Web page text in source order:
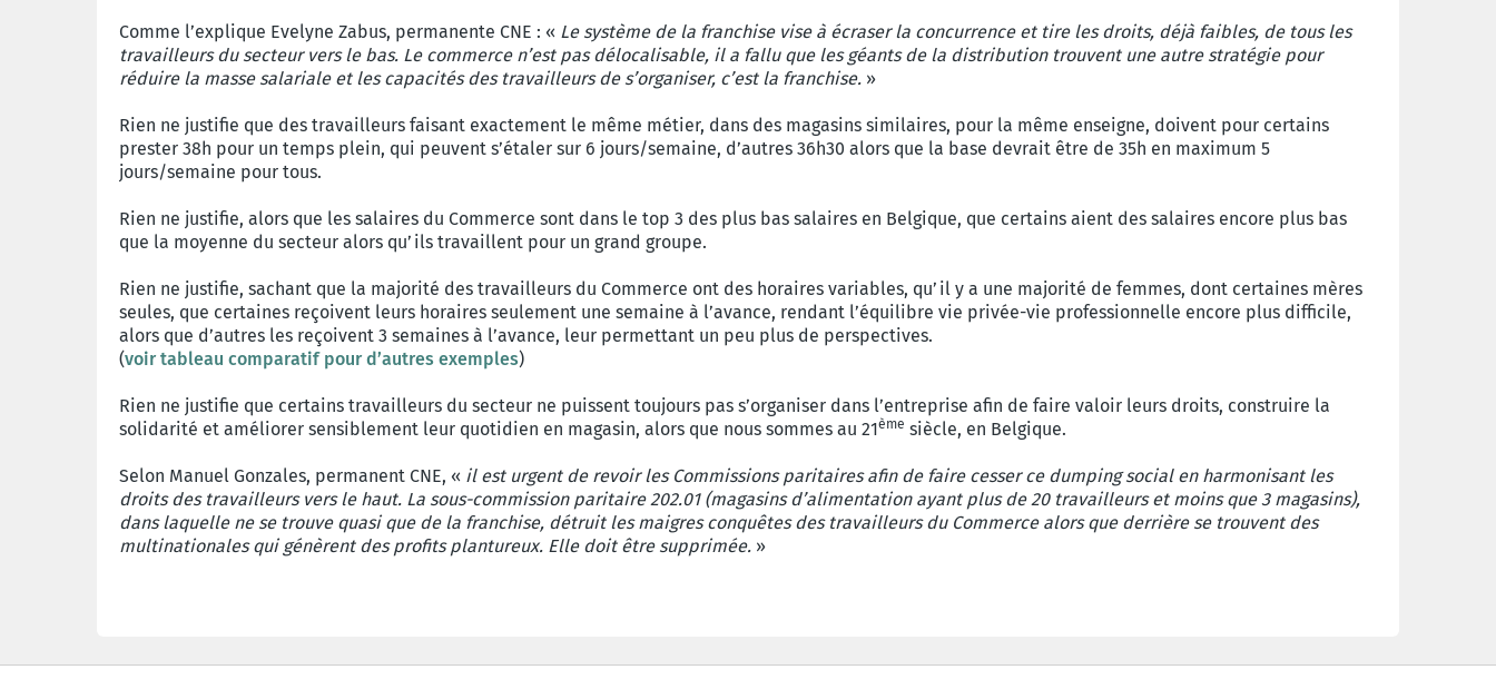
Comme l’explique Evelyne Zabus, permanente CNE : « Le système de la franchise vise à écraser la concurrence et tire les droits, déjà faibles, de tous les
travailleurs du secteur vers le bas. Le commerce n’est pas délocalisable, il a fallu que les géants de la distribution trouvent une autre stratégie pour
réduire la masse salariale et les capacités des travailleurs de s’organiser, c’est la franchise. »
Rien ne justifie que des travailleurs faisant exactement le même métier, dans des magasins similaires, pour la même enseigne, doivent pour certains
prester 38h pour un temps plein, qui peuvent s’étaler sur 6 jours/semaine, d’autres 36h30 alors que la base devrait être de 35h en maximum 5
jours/semaine pour tous.
Rien ne justifie, alors que les salaires du Commerce sont dans le top 3 des plus bas salaires en Belgique, que certains aient des salaires encore plus bas
que la moyenne du secteur alors qu’ils travaillent pour un grand groupe.
Rien ne justifie, sachant que la majorité des travailleurs du Commerce ont des horaires variables, qu’il y a une majorité de femmes, dont certaines mères
seules, que certaines reçoivent leurs horaires seulement une semaine à l’avance, rendant l’équilibre vie privée-vie professionnelle encore plus difficile,
alors que d’autres les reçoivent 3 semaines à l’avance, leur permettant un peu plus de perspectives.
(voir tableau comparatif pour d’autres exemples)
Rien ne justifie que certains travailleurs du secteur ne puissent toujours pas s’organiser dans l’entreprise afin de faire valoir leurs droits, construire la
solidarité et améliorer sensiblement leur quotidien en magasin, alors que nous sommes au 21ème siècle, en Belgique.
Selon Manuel Gonzales, permanent CNE, « il est urgent de revoir les Commissions paritaires afin de faire cesser ce dumping social en harmonisant les
droits des travailleurs vers le haut. La sous-commission paritaire 202.01 (magasins d’alimentation ayant plus de 20 travailleurs et moins que 3 magasins),
dans laquelle ne se trouve quasi que de la franchise, détruit les maigres conquêtes des travailleurs du Commerce alors que derrière se trouvent des
multinationales qui génèrent des profits plantureux. Elle doit être supprimée. »